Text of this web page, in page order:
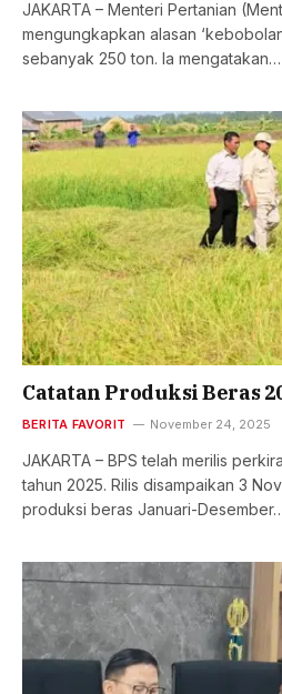
JAKARTA – Menteri Pertanian
mengungkapkan alasan
sebanyak 250 ton. Ia mengatakan…
Catatan Produksi Beras
BERITA FAVORIT November 24, 2025
JAKARTA – BPS telah merilis
tahun 2025. Rilis disampaikan 3
produksi beras Januari-